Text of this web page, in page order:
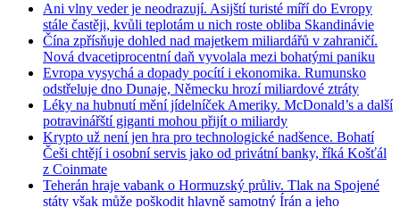
Ani vlny veder je neodrazují. Asijští turisté míří do Evropy
stále častěji, kvůli teplotám u nich roste obliba Skandinávie
Čína zpřísňuje dohled nad majetkem miliardářů v zahraničí.
Nová dvacetiprocentní daň vyvolala mezi bohatými paniku
Evropa vysychá a dopady pocítí i ekonomika. Rumunsko
odstřeluje dno Dunaje, Německu hrozí miliardové ztráty
Léky na hubnutí mění jídelníček Ameriky. McDonald’s a další
potravinářští giganti mohou přijít o miliardy
Krypto už není jen hra pro technologické nadšence. Bohatí
Češi chtějí i osobní servis jako od privátní banky, říká Košťál
z Coinmate
Teherán hraje vabank o Hormuzský průliv. Tlak na Spojené
státy však může poškodit hlavně samotný Írán a jeho